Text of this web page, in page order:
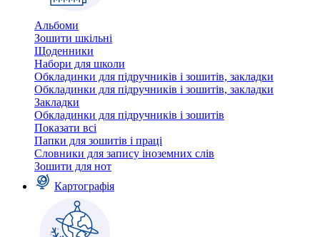
Альбоми
Зошити шкільні
Щоденники
Набори для школи
Обкладинки для підручників і зошитів, закладки
Обкладинки для підручників і зошитів, закладки
Закладки
Обкладинки для підручників і зошитів
Показати всі
Папки для зошитів і праці
Словники для запису іноземних слів
Зошити для нот
Картографія